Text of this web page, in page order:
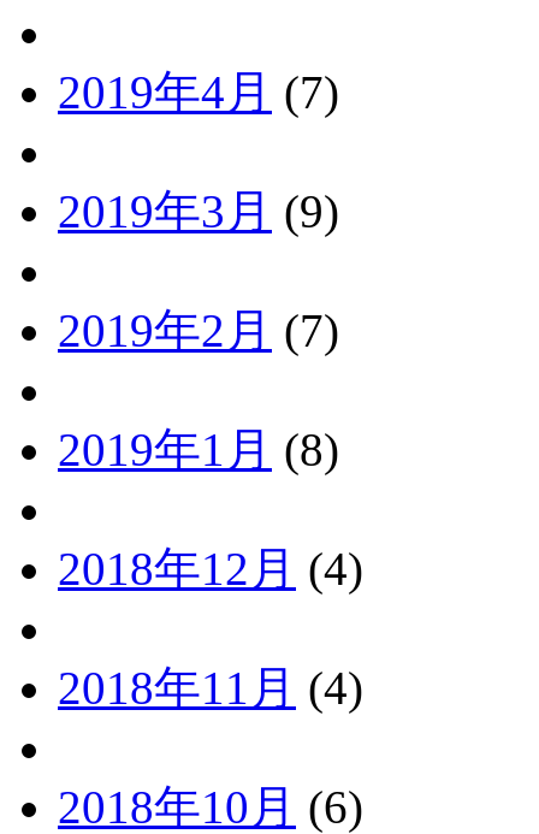
2019年4月 (7)
2019年3月 (9)
2019年2月 (7)
2019年1月 (8)
2018年12月 (4)
2018年11月 (4)
2018年10月 (6)